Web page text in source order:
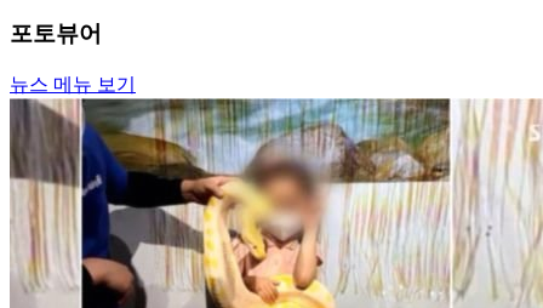
포토뷰어
뉴스 메뉴 보기